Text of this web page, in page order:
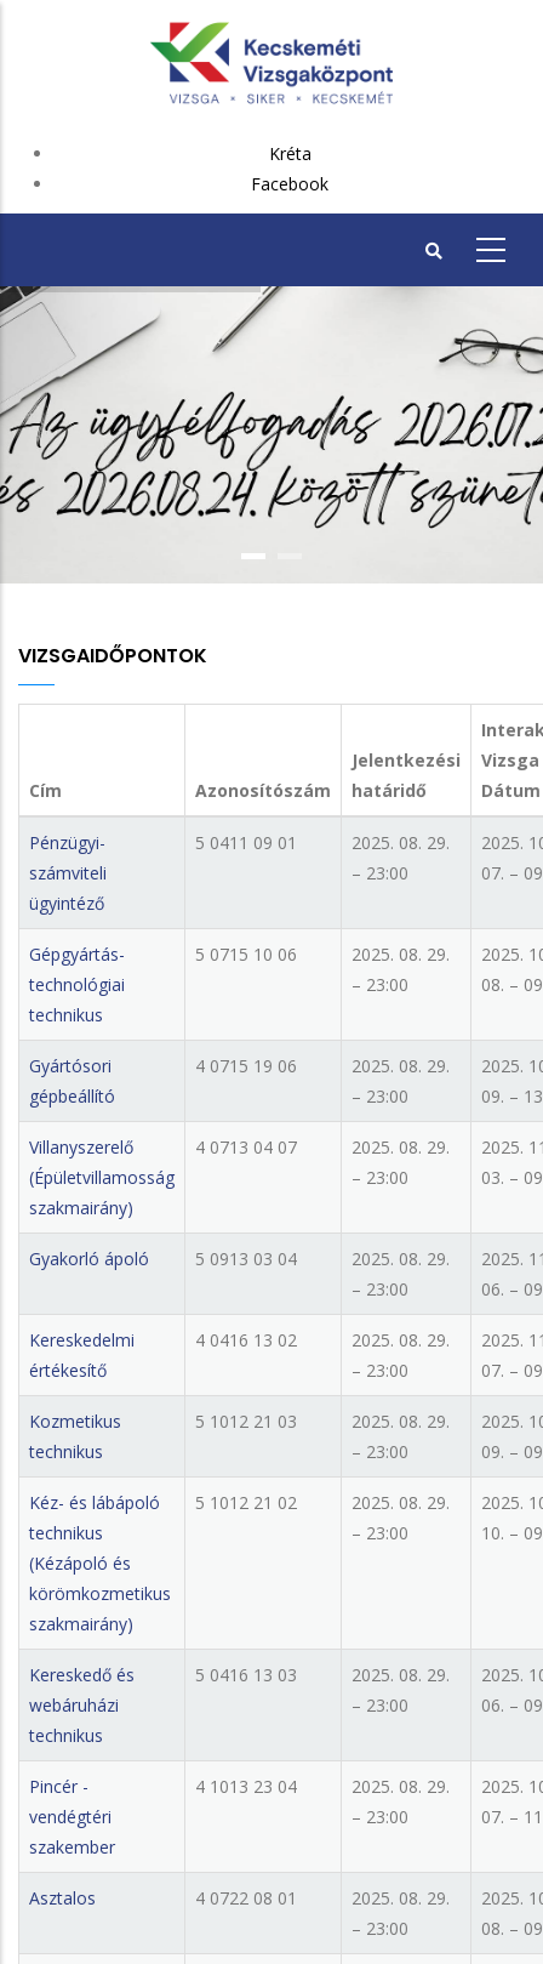
FEJLÉC
Kréta
Facebook
VIZSGAIDŐPONTOK
Cím Azonosítószám
Jelentkezési
határidő
Vizsga
Dátum
Pénzügyi-
számviteli
ügyintéző
5 0411 09 01
2025. 08. 29.
– 23:00
2025.
07. –
Gépgyártás-
technológiai
technikus
5 0715 10 06
2025. 08. 29.
– 23:00
2025.
08. –
Gyártósori
gépbeállító
4 0715 19 06
2025. 08. 29.
– 23:00
2025.
09. –
Villanyszerelő
(Épületvillamosság
szakmairány)
4 0713 04 07
2025. 08. 29.
– 23:00
2025.
03. –
Gyakorló ápoló 5 0913 03 04
2025. 08. 29.
– 23:00
2025.
06. –
Kereskedelmi
értékesítő
4 0416 13 02
2025. 08. 29.
– 23:00
2025.
07. –
Kozmetikus
technikus
5 1012 21 03
2025. 08. 29.
– 23:00
2025.
09. –
Kéz- és lábápoló
technikus
(Kézápoló és
körömkozmetikus
szakmairány)
5 1012 21 02
2025. 08. 29.
– 23:00
2025.
10. –
Kereskedő és
webáruházi
technikus
5 0416 13 03
2025. 08. 29.
– 23:00
2025.
06. –
Pincér -
vendégtéri
szakember
4 1013 23 04
2025. 08. 29.
– 23:00
2025.
07. –
Asztalos 4 0722 08 01
2025. 08. 29.
– 23:00
2025.
08. –